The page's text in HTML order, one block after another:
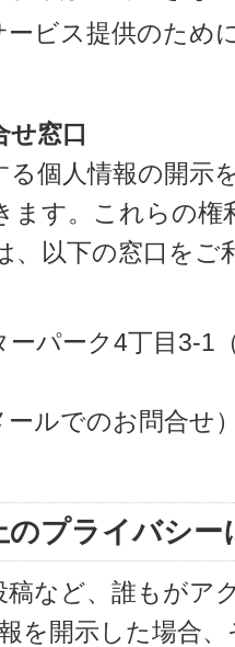
ビス提供のため
せ窓口
個人情報の開示
ます。これらの権
、以下の窓口をご
ーパーク4丁目3-1
ールでのお問合せ
プライバシー
稿など、誰もがア
を開示した場合